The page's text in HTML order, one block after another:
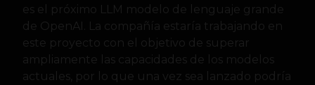
es el próximo LLM modelo de lenguaje grande
de OpenAI. La compañía estaría trabajando en
este proyecto con el objetivo de superar
ampliamente las capacidades de los modelos
actuales, por lo que una vez sea lanzado podría